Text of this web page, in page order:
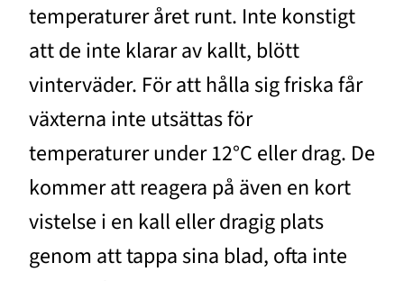
temperaturer året runt. Inte konstigt
att de inte klarar av kallt, blött
vinterväder. För att hålla sig friska får
växterna inte utsättas för
temperaturer under 12°C eller drag. De
kommer att reagera på även en kort
vistelse i en kall eller dragig plats
genom att tappa sina blad, ofta inte